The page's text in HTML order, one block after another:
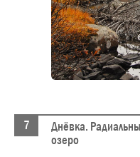
Днёвка.
озеро